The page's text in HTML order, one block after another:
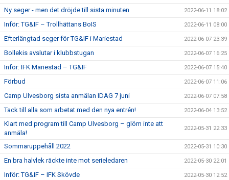
Ny seger - men det dröjde till sista minuten 2022-06-11 18:02
Inför: TG&IF – Trollhättans BoIS 2022-06-11 08:00
Efterlängtad seger för TG&IF i Mariestad 2022-06-07 23:39
Bollekis avslutar i klubbstugan 2022-06-07 16:25
Inför: IFK Mariestad – TG&IF 2022-06-07 15:40
Förbud 2022-06-07 11:06
Camp Ulvesborg sista anmälan IDAG 7 juni 2022-06-07 07:58
Tack till alla som arbetat med den nya entrén! 2022-06-04 13:52
Klart med program till Camp Ulvesborg – glöm inte att
anmäla!
2022-05-31 22:33
Sommaruppehåll 2022 2022-05-31 10:30
En bra halvlek räckte inte mot serieledaren 2022-05-30 22:01
Inför: TG&IF – IFK Skövde 2022-05-30 12:52